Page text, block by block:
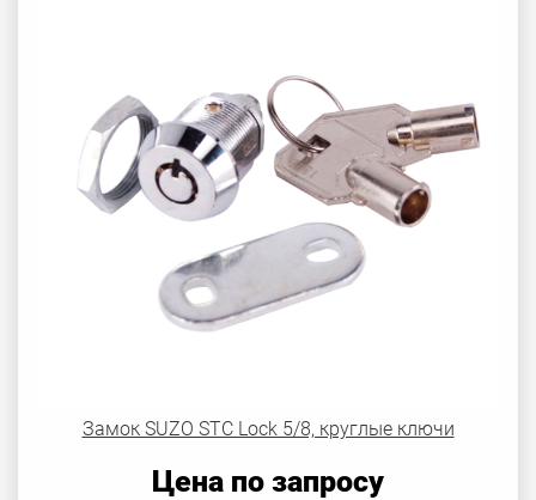
Замок SUZO STC Lock 5/8, круглые ключи
Цена по запросу